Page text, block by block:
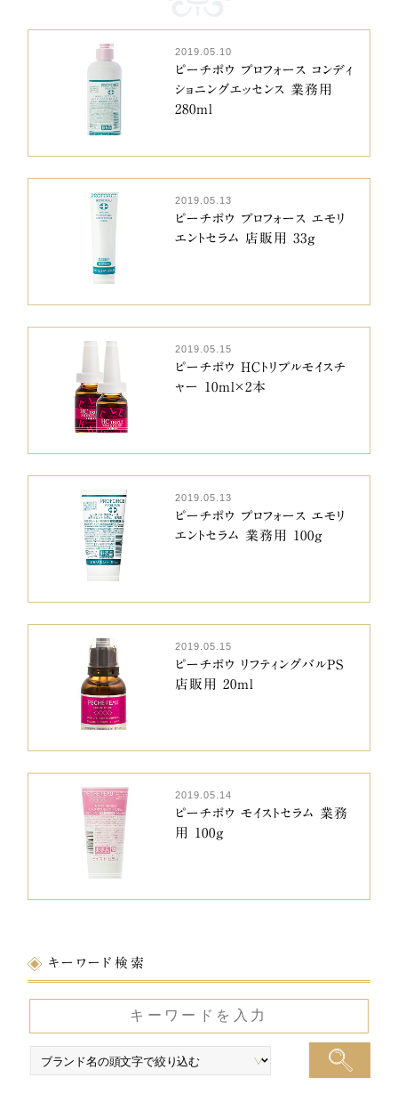
2019.05.10
ピーチポウ プロフォース コンディ
ショニングエッセンス 業務用
280ml
2019.05.13
ピーチポウ プロフォース エモリ
エントセラム 店販用 33g
2019.05.15
ピーチポウ HCトリプルモイスチ
ャー 10ml×2本
2019.05.13
ピーチポウ プロフォース エモリ
エントセラム 業務用 100g
2019.05.15
ピーチポウ リフティングバルPS
店販用 20ml
2019.05.14
ピーチポウ モイストセラム 業務
用 100g
キーワード検索